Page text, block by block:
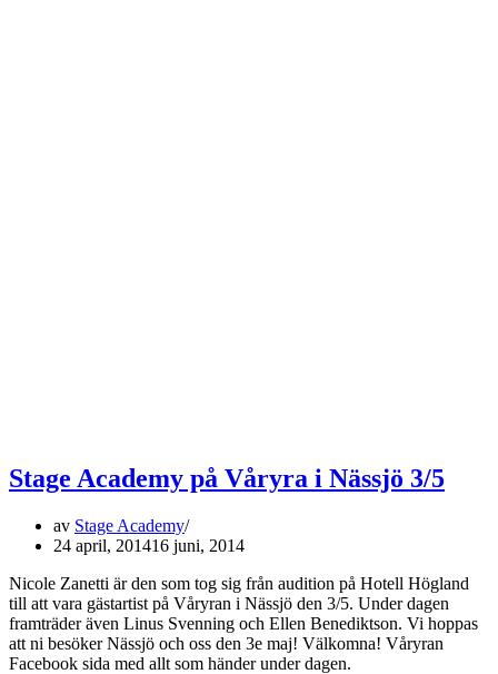
Stage Academy på Våryra i Nässjö 3/5
av Stage Academy
24 april, 201416 juni, 2014
Nicole Zanetti är den som tog sig från audition på Hotell Högland
till att vara gästartist på Våryran i Nässjö den 3/5. Under dagen
framträder även Linus Svenning och Ellen Benediktson. Vi hoppas
att ni besöker Nässjö och oss den 3e maj! Välkomna! Våryran
Facebook sida med allt som händer under dagen.